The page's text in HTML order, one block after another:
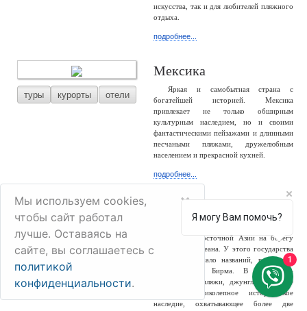
искусства, так и для любителей пляжного
отдыха.
подробнее...
туры курорты отели
Мексика
Яркая и самобытная страна с
богатейшей историей. Мексика
привлекает не только обширным
культурным наследием, но и своими
фантастическими пейзажами и длинными
песчаными пляжами, дружелюбным
населением и прекрасной кухней.
подробнее...
туры отели
страна Юго-Восточной Азии на берегу
Индийского океана. У этого государства
сменилось немало названий, россиянам
известно как Бирма. В стране –
белоснежные пляжи, джунгли, снежные
горы и великолепное историческое
наследие, охватывающее более две
Мы используем cookies,
чтобы сайт работал
лучше. Оставаясь на
сайте, вы соглашаетесь с
политикой
конфиденциальности.
×
Я могу Вам помочь?
1